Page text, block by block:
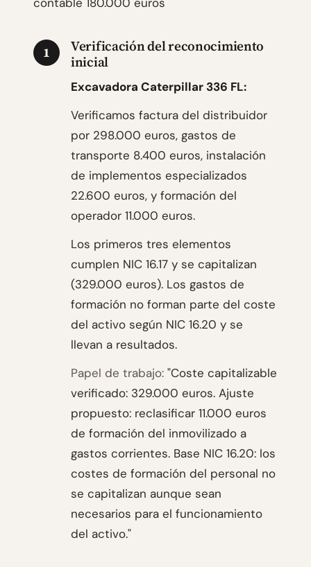
1
Verificación del reconocimiento
inicial
Excavadora Caterpillar 336 FL:
Verificamos factura del distribuidor
por 298.000 euros, gastos de
transporte 8.400 euros, instalación
de implementos especializados
22.600 euros, y formación del
operador 11.000 euros.
Los primeros tres elementos
cumplen NIC 16.17 y se capitalizan
(329.000 euros). Los gastos de
formación no forman parte del coste
del activo según NIC 16.20 y se
llevan a resultados.
Papel de trabajo: "Coste capitalizable
verificado: 329.000 euros. Ajuste
propuesto: reclasificar 11.000 euros
de formación del inmovilizado a
gastos corrientes. Base NIC 16.20: los
costes de formación del personal no
se capitalizan aunque sean
necesarios para el funcionamiento
del activo."